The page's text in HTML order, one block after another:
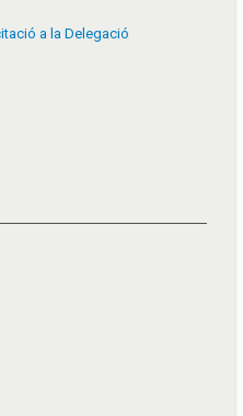
a la Delegació